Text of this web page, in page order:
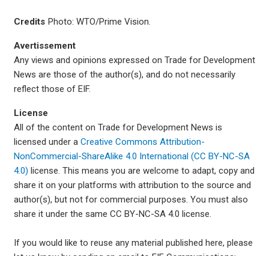
Credits Photo: WTO/Prime Vision.
Avertissement
Any views and opinions expressed on Trade for Development
News are those of the author(s), and do not necessarily
reflect those of EIF.
License
All of the content on Trade for Development News is
licensed under a Creative Commons Attribution-
NonCommercial-ShareAlike 4.0 International (CC BY-NC-SA
4.0) license. This means you are welcome to adapt, copy and
share it on your platforms with attribution to the source and
author(s), but not for commercial purposes. You must also
share it under the same CC BY-NC-SA 4.0 license.
If you would like to reuse any material published here, please